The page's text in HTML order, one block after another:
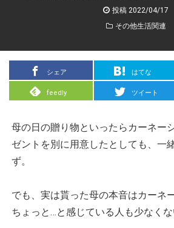
投稿 2022/04/17
その他生活関連
シェア はてな
feedly ツイート
母の日の贈り物といったらカーネー
ゼントを別に用意したとしても、一
ず。
でも、実は貰った母の本音はカーネ
ちょっと…と感じている人も少なくな